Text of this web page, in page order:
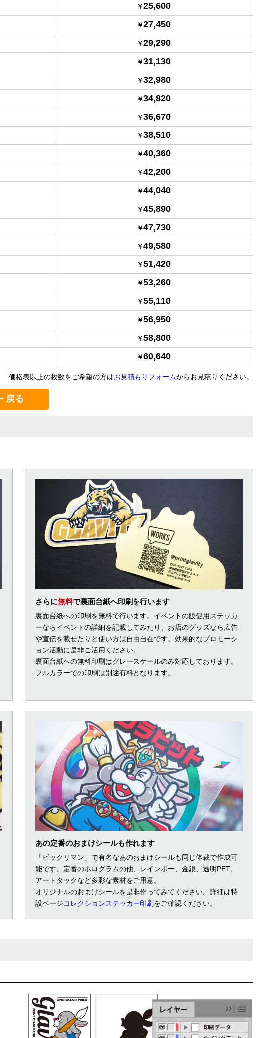
25,600
27,450
29,290
31,130
32,980
34,820
36,670
38,510
40,360
42,200
44,040
45,890
47,730
49,580
51,420
53,260
55,110
56,950
58,800
60,640
価格表以上の枚数をご希望の方はお見積もりフォームからお見積りください。
戻る
さらに無料で裏面台紙へ印刷を行います
裏面台紙への印刷を無料で行います。イベントの販促用ステッカ
ーならイベントの詳細を記載してみたり、お店のグッズなら広告
や宣伝を載せたりと使い方は自由自在です。効果的なプロモーシ
ョン活動に是非ご活用ください。
裏面台紙への無料印刷はグレースケールのみ対応しております。
フルカラーでの印刷は別途有料となります。
あの定番のおまけシールも作れます
「ビックリマン」で有名なあのおまけシールも同じ体裁で作成可
能です。定番のホログラムの他、レインボー、金銀、透明PET、
アートタックなど多彩な素材をご用意。
オリジナルのおまけシールを是非作ってみてください。詳細は特
設ページコレクションステッカー印刷 をご確認ください。